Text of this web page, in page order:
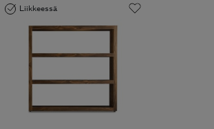
Liikkeessä